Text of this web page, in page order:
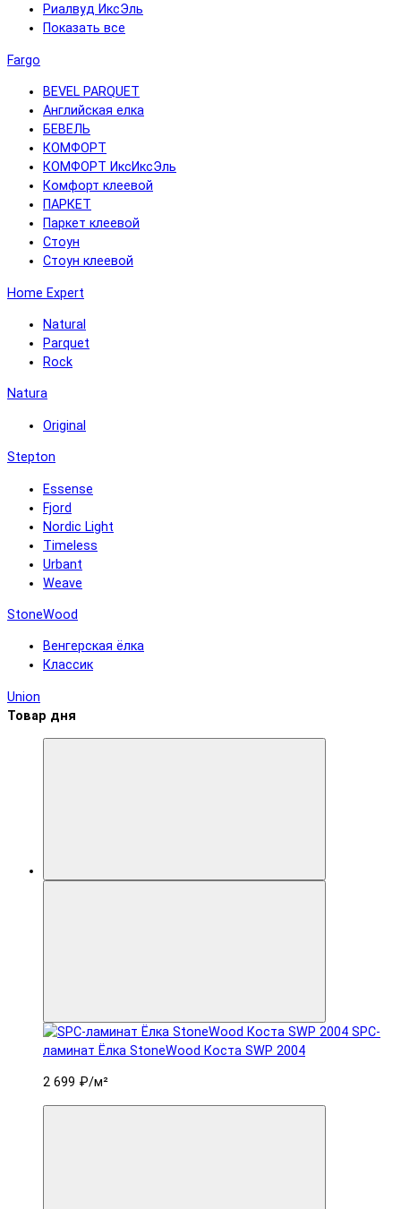
Риалвуд ИксЭль
Показать все
Fargo
BEVEL PARQUET
Английская елка
БЕВЕЛЬ
КОМФОРТ
КОМФОРТ ИксИксЭль
Комфорт клеевой
ПАРКЕТ
Паркет клеевой
Стоун
Стоун клеевой
Home Expert
Natural
Parquet
Rock
Natura
Original
Stepton
Essense
Fjord
Nordic Light
Timeless
Urbant
Weave
StoneWood
Венгерская ёлка
Классик
Union
Товар дня
SPC-
ламинат Ëлка StoneWood Коста SWP 2004
2 699 ₽/м²